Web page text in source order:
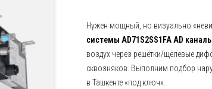
Нужен мощный, но визуально
системы AD71S2SS1FA AD
воздух через решётки/щелевые
сквозняков. Выполним подбор
в Ташкенте «под ключ».